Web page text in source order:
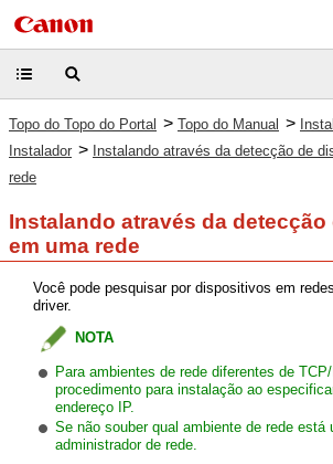
Topo do Topo do Portal > Topo do Manual >
Instalador > Instalando através da detecção de
rede
Instalando através da
em uma rede
Você pode pesquisar por dispositivos em
driver.
NOTA
Para ambientes de rede diferentes de
procedimento para instalação ao
endereço IP.
Se não souber qual ambiente de rede está
administrador de rede.